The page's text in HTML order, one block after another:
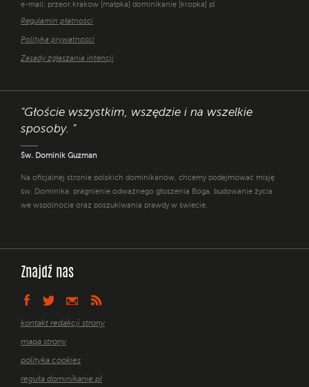
e-mail: przeor.krakow [małpka] dominikanie [kropka] pl
Regulamin płatności
Polityka prywatności
Zasady zgłaszania intencji
"Głoście wszystkim, wszędzie i na wszelkie
sposoby. "
Św. Dominik Guzman
Na oficjalnej stronie polskich dominikanów, chcemy podejmować misję
św. Dominika: pragnienie odważnego głoszenia Boga, budowanie życia
we wspólnocie oraz poszukiwania prawdy w świecie.
Znajdź nas
kontakt redakcji strony
mapa strony
polityka cookies
reguła dominikanie.pl